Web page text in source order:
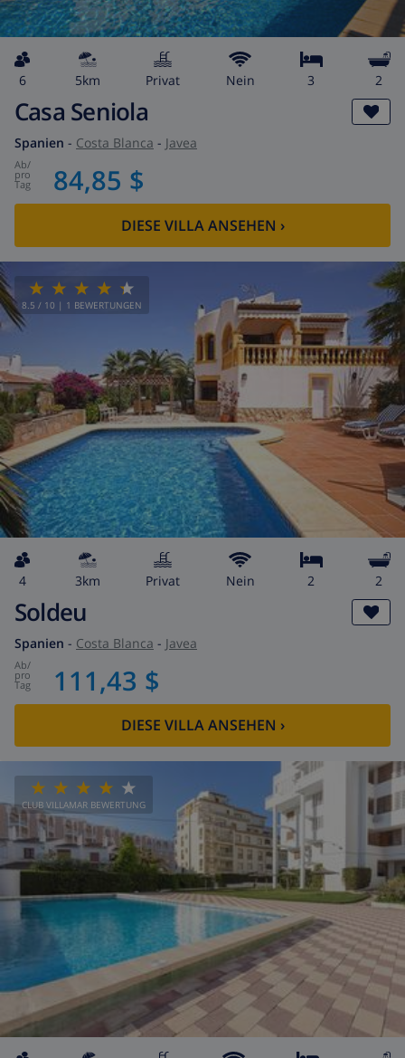
6 5km Privat Nein 3 2
Casa Seniola
Spanien - Costa Blanca - Javea
ab/
pro
Tag 84,85 $
DIESE VILLA ANSEHEN ›
8.5 / 10 | 1 BEWERTUNGEN
4 3km Privat Nein 2 2
Soldeu
Spanien - Costa Blanca - Javea
ab/
pro
Tag 111,43 $
DIESE VILLA ANSEHEN ›
CLUB VILLAMAR BEWERTUNG